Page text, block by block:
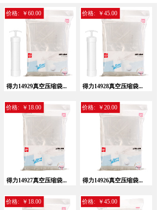
得力14929真空压缩袋...
价格: ￥60.00
得力14928真空压缩袋...
价格: ￥45.00
得力14927真空压缩袋...
价格: ￥18.00
得力14926真空压缩袋...
价格: ￥20.00
价格: ￥18.00 价格: ￥45.00